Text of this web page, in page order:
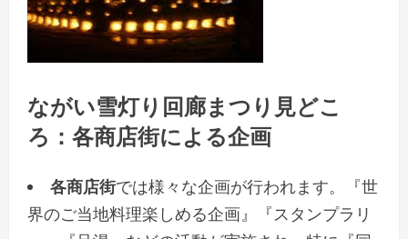
ながい雪灯り回廊まつり見どこ
ろ：各商店街による企画
各商店街では様々な企画が行われます。『世
界のご当地料理楽しめる企画』『スタンプラリ